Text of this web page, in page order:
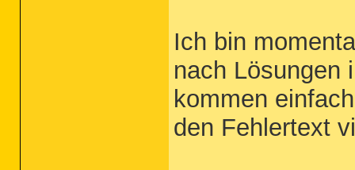
Ich bin
nach Lösungen
kommen
den Fehlertext